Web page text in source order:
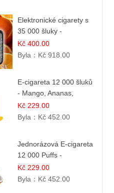
Elektronické cigarety s
35 000 šluky -
Pomerančový džem
Kč 400.00
Byla： Kč 918.00
E-cigareta 12 000 šluků
- Mango, Ananas,
Broskev
Kč 229.00
Byla： Kč 452.00
Jednorázová E-cigareta
12 000 Puffs -
Ananasovo-Kokosová
Zmrzlina
Kč 229.00
Byla： Kč 452.00